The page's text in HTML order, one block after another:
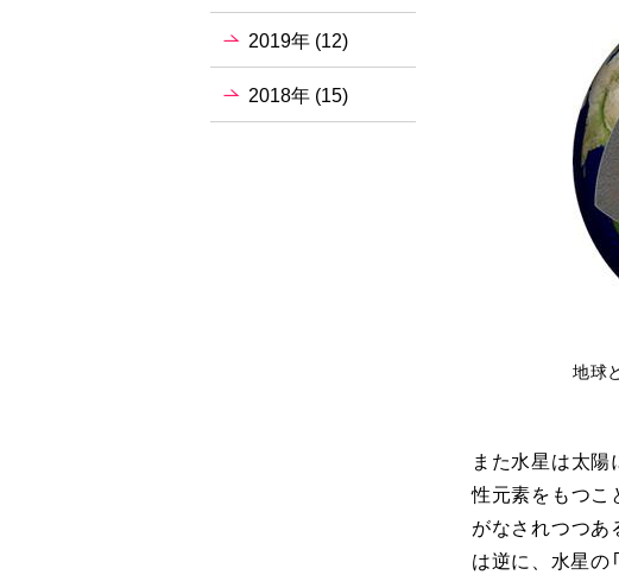
2019年 (12)
2018年 (15)
地球
また水星は太
性元素をもつこ
がなされつつ
は逆に、水星の